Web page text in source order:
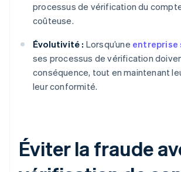
processus de vérification du
coûteuse.
Évolutivité : Lorsqu’une entreprise
ses processus de vérification
conséquence, tout en maintenant
leur conformité.
Éviter la fraude